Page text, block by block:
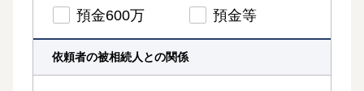
預金600万 預金等
依頼者の被相続人との関係